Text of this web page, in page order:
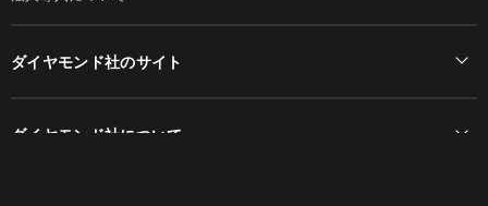
ダイヤモンド社のサイト
ダイヤモンド社について